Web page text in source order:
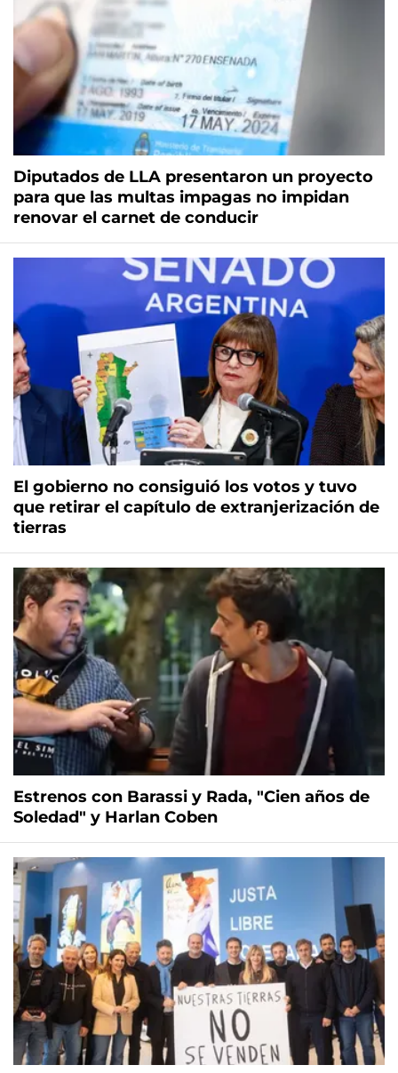
Diputados de LLA presentaron un proyecto
para que las multas impagas no impidan
renovar el carnet de conducir
El gobierno no consiguió los votos y tuvo
que retirar el capítulo de extranjerización de
tierras
Estrenos con Barassi y Rada, "Cien años de
Soledad" y Harlan Coben